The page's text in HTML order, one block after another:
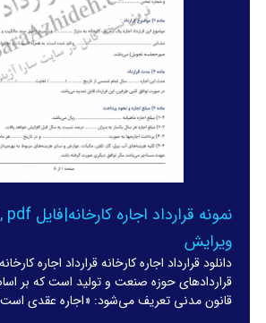
ویرایش
دانلود قرارداد اجاره کارخانه قرارداد اجاره
قانون مدنی تعریف می‌شود: «اجاره عقدی